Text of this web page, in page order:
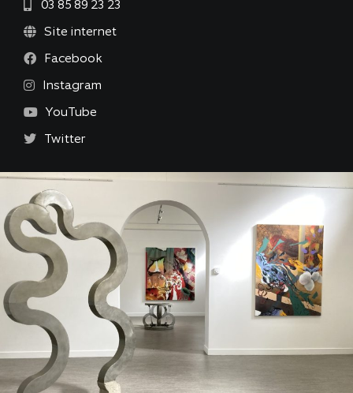
03 85 89 23 23
Site internet
Facebook
Instagram
YouTube
Twitter